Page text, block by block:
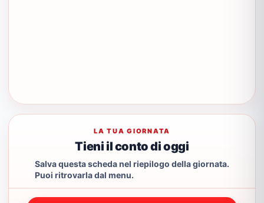
LA TUA GIORNATA
Tieni il conto di oggi
Salva questa scheda nel riepilogo della giornata.
Puoi ritrovarla dal menu.